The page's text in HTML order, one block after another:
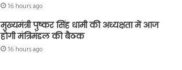
16 hours ago
मुख्यमंत्री पुष्कर सिंह धामी की अध्यक्षता में आज
होगी मंत्रिमंडल की बैठक
16 hours ago